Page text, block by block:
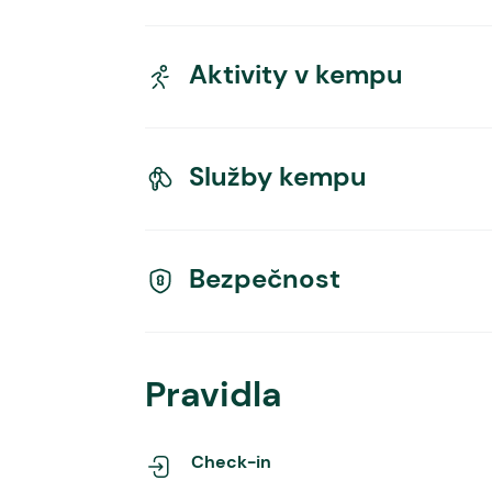
Aktivity v kempu
Služby kempu
Bezpečnost
Pravidla
Check-in